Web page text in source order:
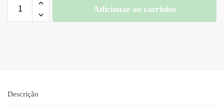
Adicionar ao carrinho
a
Descrição